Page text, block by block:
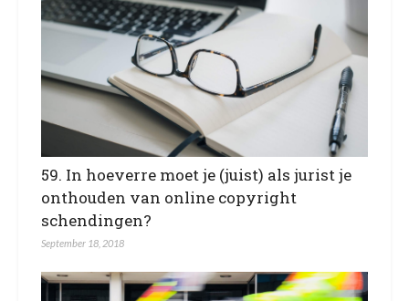
59. In hoeverre moet je (juist) als jurist je
onthouden van online copyright
schendingen?
September 18, 2018